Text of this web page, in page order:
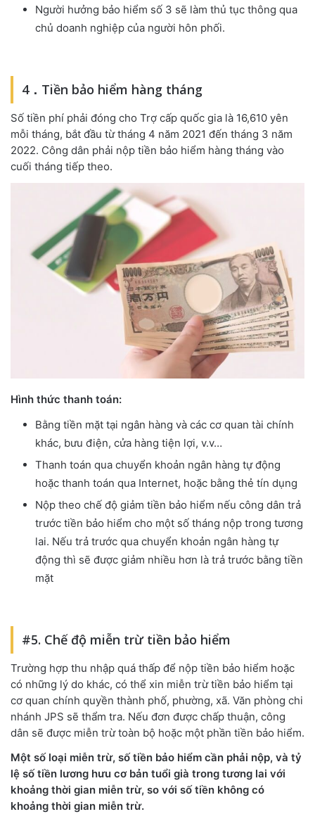
Người hưởng bảo hiểm số 3 sẽ làm thủ tục thông qua
chủ doanh nghiệp của người hôn phối.
4．Tiền bảo hiểm hàng tháng
Số tiền phí phải đóng cho Trợ cấp quốc gia là 16,610 yên
mỗi tháng, bắt đầu từ tháng 4 năm 2021 đến tháng 3 năm
2022. Công dân phải nộp tiền bảo hiểm hàng tháng vào
cuối tháng tiếp theo.
Hình thức thanh toán:
Bằng tiền mặt tại ngân hàng và các cơ quan tài chính
khác, bưu điện, cửa hàng tiện lợi, v.v…
Thanh toán qua chuyển khoản ngân hàng tự động
hoặc thanh toán qua Internet, hoặc bằng thẻ tín dụng
Nộp theo chế độ giảm tiền bảo hiểm nếu công dân trả
trước tiền bảo hiểm cho một số tháng nộp trong tương
lai. Nếu trả trước qua chuyển khoản ngân hàng tự
động thì sẽ được giảm nhiều hơn là trả trước bằng tiền
mặt
#5. Chế độ miễn trừ tiền bảo hiểm
Trường hợp thu nhập quá thấp để nộp tiền bảo hiểm hoặc
có những lý do khác, có thể xin miễn trừ tiền bảo hiểm tại
cơ quan chính quyền thành phố, phường, xã. Văn phòng chi
nhánh JPS sẽ thẩm tra. Nếu đơn được chấp thuận, công
dân sẽ được miễn trừ toàn bộ hoặc một phần tiền bảo hiểm.
Một số loại miễn trừ, số tiền bảo hiểm cần phải nộp, và tỷ
lệ số tiền lương hưu cơ bản tuổi già trong tương lai với
khoảng thời gian miễn trừ, so với số tiền không có
khoảng thời gian miễn trừ.